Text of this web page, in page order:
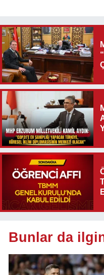
Bunlar da